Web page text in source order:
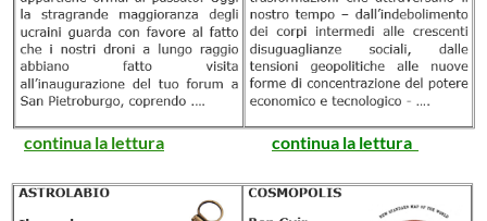
continua la lettura continua la lettura